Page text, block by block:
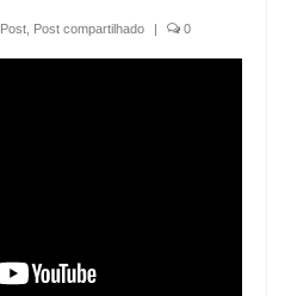
Post Post compartilhado | 0